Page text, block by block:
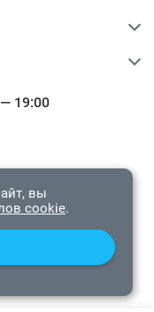
19:00
защищены.
вы
cookie.